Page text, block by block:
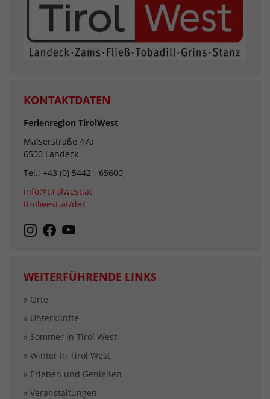
KONTAKTDATEN
Ferienregion TirolWest
Malserstraße 47a
6500 Landeck
Tel.: +43 (0) 5442 - 65600
info@tirolwest.at
tirolwest.at/de/
WEITERFÜHRENDE LINKS
» Orte
» Unterkünfte
» Sommer in Tirol West
» Winter in Tirol West
» Erleben und Genießen
» Veranstaltungen